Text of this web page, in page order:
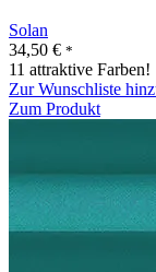
Solan
34,50 € *
11 attraktive Farben!
Zur Wunschliste
Zum Produkt